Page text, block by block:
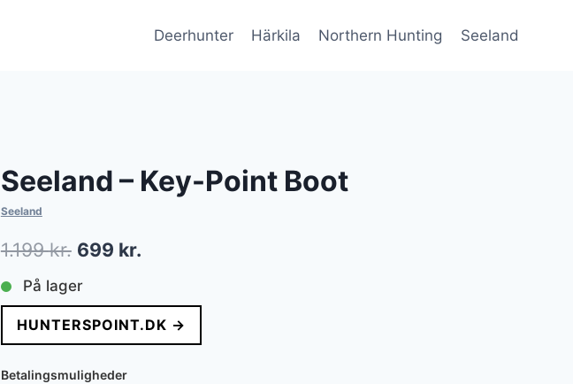
Deerhunter Härkila Northern Hunting Seeland
Seeland – Key-Point Boot
Seeland
1.199kr. Den
oprindelige
pris
var:
1.199 kr..
699 kr.Den
pris
er:
På lager
HUNTERSPOINT.DK →
Betalingsmuligheder